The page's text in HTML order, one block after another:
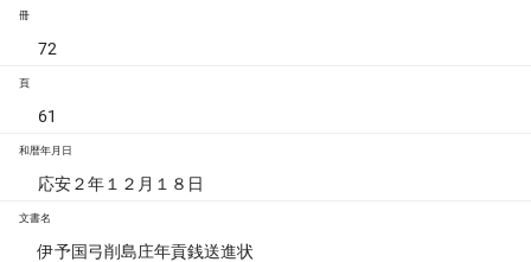
冊
72
頁
61
和暦年月日
応安２年１２月１８日
文書名
伊予国弓削島庄年貢銭送進状